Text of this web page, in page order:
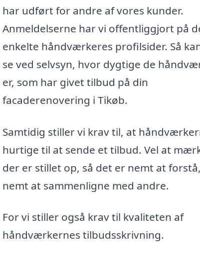
har udført for andre af vores kunder.
Anmeldelserne har vi offentliggjort på
enkelte håndværkeres profilsider. Så
se ved selvsyn, hvor dygtige de
er, som har givet tilbud på din
facaderenovering i Tikøb.
Samtidig stiller vi krav til, at
hurtige til at sende et tilbud. Vel at
der er stillet op, så det er nemt at
nemt at sammenligne med andre.
For vi stiller også krav til kvaliteten af
håndværkernes tilbudsskrivning.